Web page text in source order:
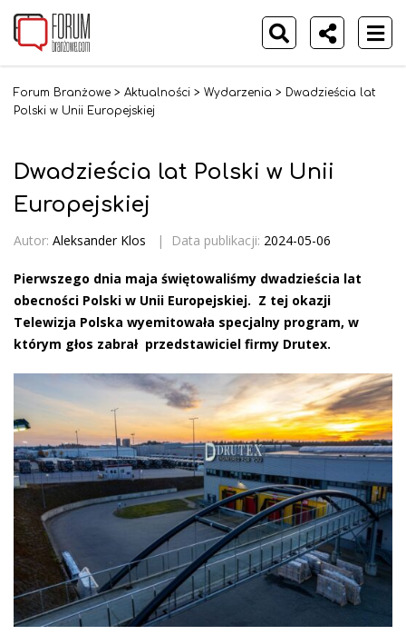
Forum Branżowe > Aktualności > Wydarzenia > Dwadzieścia lat
Polski w Unii Europejskiej
Dwadzieścia lat Polski w Unii
Europejskiej
Autor: Aleksander Klos | Data publikacji: 2024-05-06
Pierwszego dnia maja świętowaliśmy dwadzieścia lat
obecności Polski w Unii Europejskiej. Z tej okazji
Telewizja Polska wyemitowała specjalny program, w
którym głos zabrał przedstawiciel firmy Drutex.